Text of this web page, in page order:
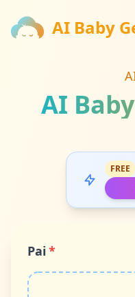
AI
AI Baby
AI
FREE
Pai *